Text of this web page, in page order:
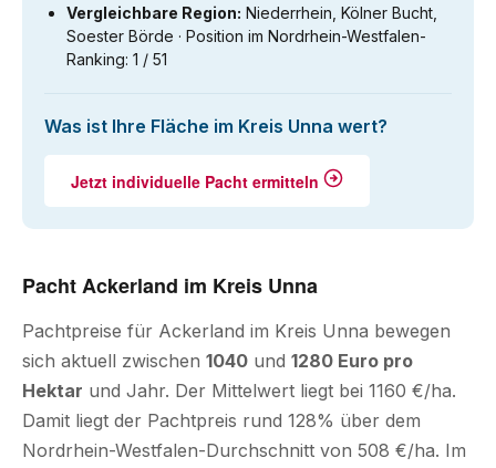
Vergleichbare Region: Niederrhein, Kölner Bucht,
Soester Börde · Position im Nordrhein-Westfalen-
Ranking: 1 / 51
Was ist Ihre Fläche im Kreis Unna wert?
Jetzt individuelle Pacht ermitteln
Pacht Ackerland im Kreis Unna
Pachtpreise für Ackerland im Kreis Unna bewegen
sich aktuell zwischen 1040 und 1280 Euro pro
Hektar und Jahr. Der Mittelwert liegt bei 1160 €/ha.
Damit liegt der Pachtpreis rund 128% über dem
Nordrhein-Westfalen-Durchschnitt von 508 €/ha. Im